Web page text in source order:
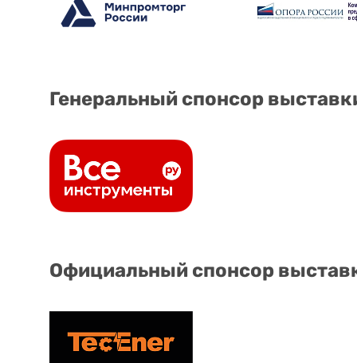
Генеральный спонсор
Официальный спонсор